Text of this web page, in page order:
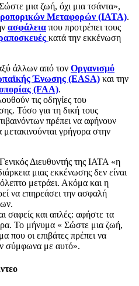
μια ζωή, όχι μια τσάντα»,
Μεταφορών (IATA).
ασφάλεια που προτρέπει τους
κατά την εκκένωση
άλλων από τον Οργανισμό
Ένωσης (EASA) και την
(FAA).
τις οδηγίες του
Τόσο για τη δική τους
πρέπει να αφήνουν
μετακινούνται γρήγορα στην
Διευθυντής της IATA «η
μιας εκκένωσης δεν είναι
μετράει. Ακόμα και η
να επηρεάσει την ασφαλή
σαφείς και απλές: αφήστε τα
Το μήνυμα « Σώστε μια ζωή,
που οι επιβάτες πρέπει να
σύμφωνα με αυτό».